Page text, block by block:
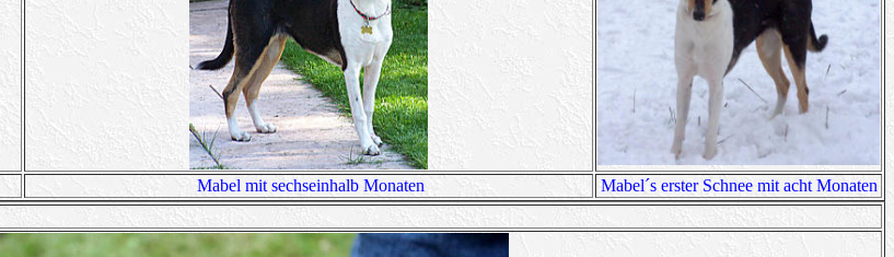
Mabel mit sechseinhalb Monaten Mabel´s erster Schnee mit acht Monaten